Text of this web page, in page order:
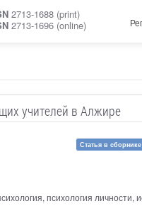
2713-1688 (print)
2713-1696 (online)
учителей в Алжире
Статья в
психология личности,